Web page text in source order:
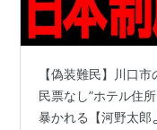
【偽装難民】川口
民票なし”ホテル住
暴かれる【河野太郎